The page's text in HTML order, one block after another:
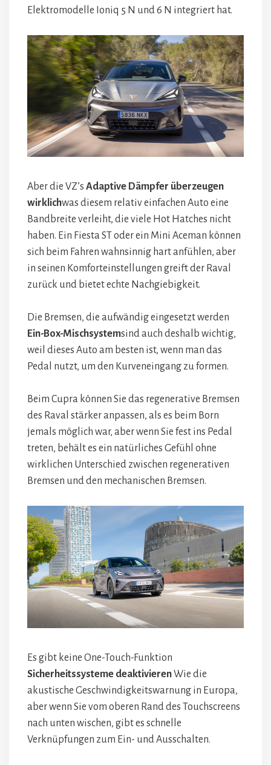
Elektromodelle Ioniq 5 N und 6 N integriert hat.
Aber die VZ’s Adaptive Dämpfer überzeugen
wirklichwas diesem relativ einfachen Auto eine
Bandbreite verleiht, die viele Hot Hatches nicht
haben. Ein Fiesta ST oder ein Mini Aceman können
sich beim Fahren wahnsinnig hart anfühlen, aber
in seinen Komforteinstellungen greift der Raval
zurück und bietet echte Nachgiebigkeit.
Die Bremsen, die aufwändig eingesetzt werden
Ein-Box-Mischsystemsind auch deshalb wichtig,
weil dieses Auto am besten ist, wenn man das
Pedal nutzt, um den Kurveneingang zu formen.
Beim Cupra können Sie das regenerative Bremsen
des Raval stärker anpassen, als es beim Born
jemals möglich war, aber wenn Sie fest ins Pedal
treten, behält es ein natürliches Gefühl ohne
wirklichen Unterschied zwischen regenerativen
Bremsen und den mechanischen Bremsen.
Es gibt keine One-Touch-Funktion
Sicherheitssysteme deaktivierenWie die
akustische Geschwindigkeitswarnung in Europa,
aber wenn Sie vom oberen Rand des Touchscreens
nach unten wischen, gibt es schnelle
Verknüpfungen zum Ein- und Ausschalten.